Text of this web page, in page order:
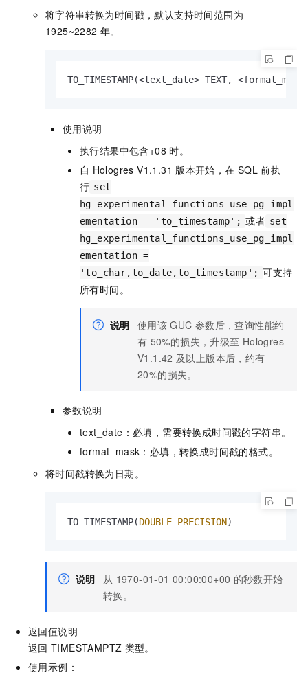
将字符串转换为时间戳，默认支持时间范围为
1925~2282 年。
TO_TIMESTAMP(<text_date> TEXT, <format_mask
使用说明
执行结果中包含+08 时。
自 Hologres V1.1.31 版本开始，在 SQL 前执
行 set
hg_experimental_functions_use_pg_impl
ementation = 'to_timestamp'; 或者 set
hg_experimental_functions_use_pg_impl
ementation =
'to_char,to_date,to_timestamp'; 可支持
所有时间。
说明 使用该 GUC 参数后，查询性能约
有 50%的损失，升级至 Hologres
V1.1.42 及以上版本后，约有
20%的损失。
参数说明
text_date：必填，需要转换成时间戳的字符串。
format_mask：必填，转换成时间戳的格式。
将时间戳转换为日期。
TO_TIMESTAMP(DOUBLE PRECISION)
说明 从 1970-01-01 00:00:00+00 的秒数开始
转换。
返回值说明
返回 TIMESTAMPTZ 类型。
使用示例：